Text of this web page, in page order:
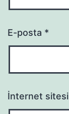
E-posta *
İnternet sitesi